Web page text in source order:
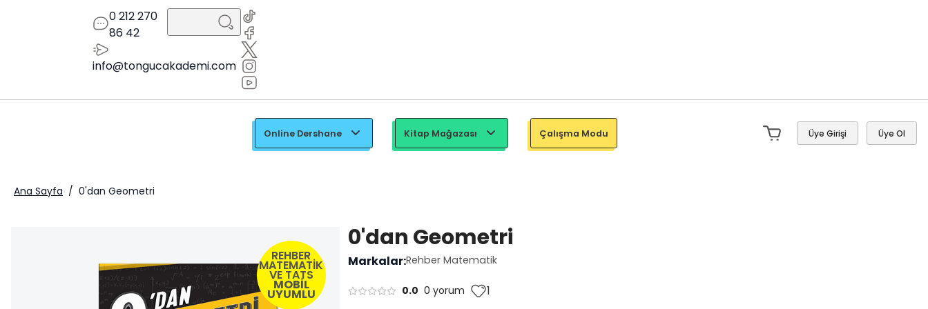
0 212 270
86 42
info@tongucakademi.com
Online Dershane Kitap Mağazası Çalışma Modu Üye Girişi Üye Ol
Ana Sayfa / 0'dan Geometri
REHBER
MATEMATİK
VE TATS
MOBİL
UYUMLU
0'dan Geometri
Markalar:Rehber Matematik
0.0 0 yorum 1